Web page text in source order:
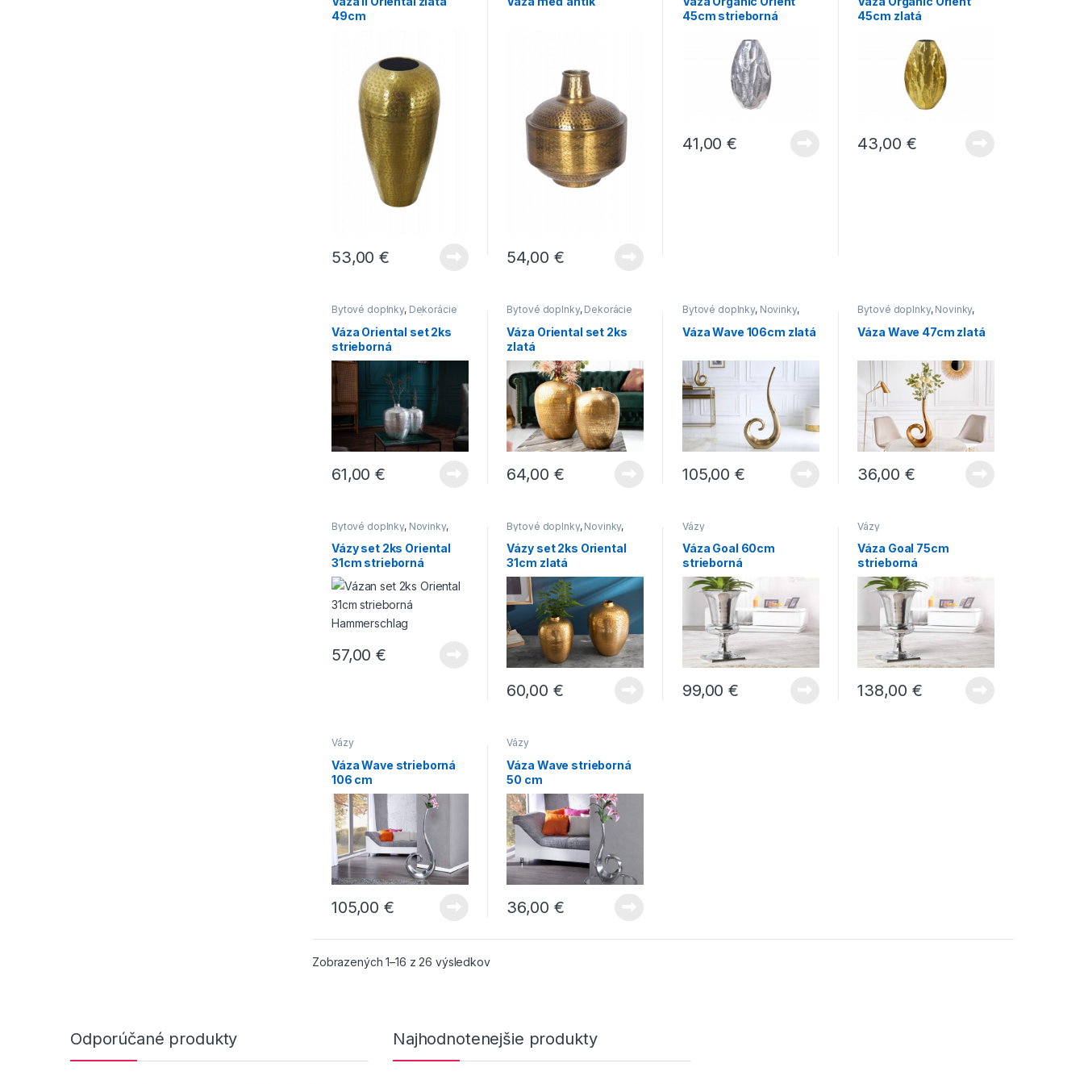
49cm
53,00€ 54,00 €
45cm strieborná
41,00€
45cm zlatá
43,00 €
Bytové doplnky, Dekorácie
do bytu
Novinky Vázy
Váza Oriental set 2ks
strieborná
61,00€
Bytové doplnky, Dekorácie
do bytu
Novinky Vázy
Váza Oriental set 2ks
zlatá
64,00 €
Bytové doplnky, Novinky,
Vázy
Váza Wave 106cm zlatá
105,00€
Bytové doplnky, Novinky,
Vázy
Váza Wave 47cm zlatá
36,00 €
Bytové doplnky, Novinky,
Vázy set 2ks Oriental
31cm strieborná
Hammerschlag
57,00€
Bytové doplnky, Novinky,
Vázy set 2ks Oriental
31cm zlatá
Hammerschlag
60,00 €
Vázy
Váza Goal 60cm
strieborná
99,00€
Vázy
Váza Goal 75cm
strieborná
138,00 €
Vázy
Váza Wave strieborná
106 cm
105,00€
Vázy
Váza Wave strieborná
50 cm
36,00 €
Zobrazených 1–16 z 26 výsledkov
Odporúčané produkty Najhodnotenejšie produkty